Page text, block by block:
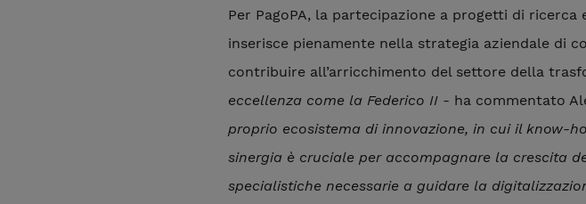
Per PagoPA, la partecipazione a progetti di
inserisce pienamente nella strategia aziendale di
contribuire all’arricchimento del settore della
eccellenza come la Federico II - ha commentato
proprio ecosistema di innovazione, in cui il know-
sinergia è cruciale per accompagnare la crescita
specialistiche necessarie a guidare la